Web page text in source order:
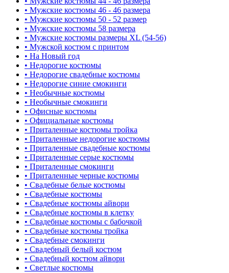
• Мужские костюмы 46 - 46 размера
• Мужские костюмы 50 - 52 размер
• Мужские костюмы 58 размера
• Мужские костюмы размеры XL (54-56)
• Мужской костюм с принтом
• На Новый год
• Недорогие костюмы
• Недорогие свадебные костюмы
• Недорогие синие смокинги
• Необычные костюмы
• Необычные смокинги
• Офисные костюмы
• Официальные костюмы
• Приталенные костюмы тройка
• Приталенные недорогие костюмы
• Приталенные свадебные костюмы
• Приталенные серые костюмы
• Приталенные смокинги
• Приталенные черные костюмы
• Свадебные белые костюмы
• Свадебные костюмы
• Свадебные костюмы айвори
• Свадебные костюмы в клетку
• Свадебные костюмы с бабочкой
• Свадебные костюмы тройка
• Свадебные смокинги
• Свадебный белый костюм
• Свадебный костюм айвори
• Светлые костюмы